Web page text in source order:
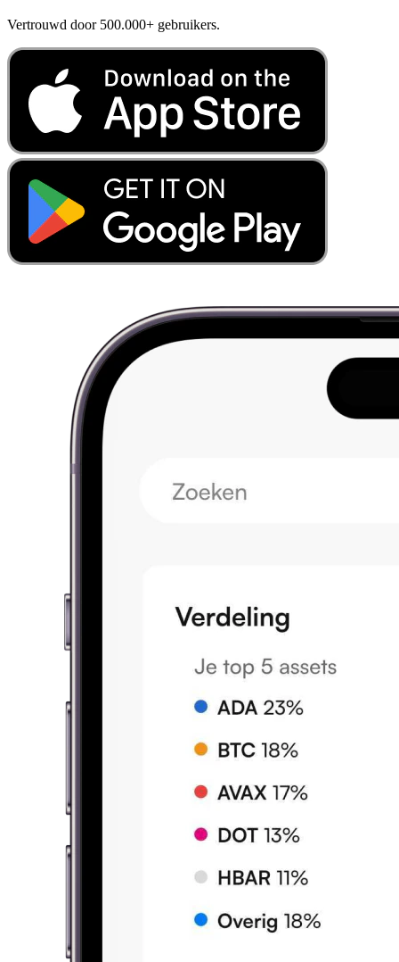
Vertrouwd door 500.000+ gebruikers.